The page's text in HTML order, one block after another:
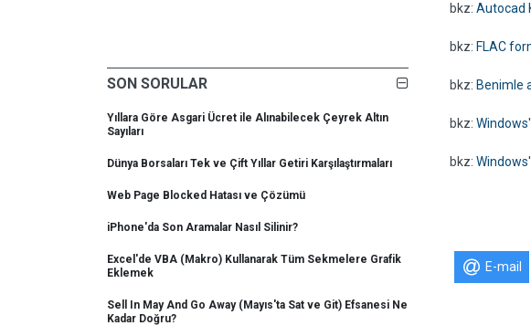
SON SORULAR
Yıllara Göre Asgari Ücret ile Alınabilecek Çeyrek Altın
Sayıları
Dünya Borsaları Tek ve Çift Yıllar Getiri Karşılaştırmaları
Web Page Blocked Hatası ve Çözümü
iPhone'da Son Aramalar Nasıl Silinir?
Excel'de VBA (Makro) Kullanarak Tüm Sekmelere Grafik
Eklemek
Sell In May And Go Away (Mayıs'ta Sat ve Git) Efsanesi Ne
Kadar Doğru?
bkz: Autocad
bkz: FLAC
bkz: Benimle
bkz:
bkz:
E-mail